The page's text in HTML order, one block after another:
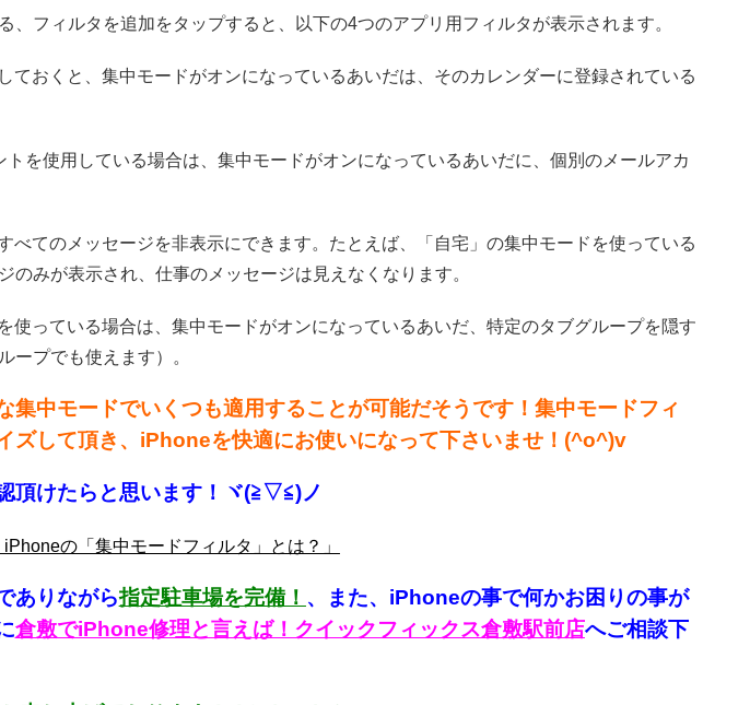
、フィルタを追加をタップすると、以下の4つのアプリ用フィルタが表示されます。
ておくと、集中モードがオンになっているあいだは、そのカレンダーに登録されている
を使用している場合は、集中モードがオンになっているあいだに、個別のメールアカ
べてのメッセージを非表示にできます。たとえば、「自宅」の集中モードを使っている
のみが表示され、仕事のメッセージは見えなくなります。
使っている場合は、集中モードがオンになっているあいだ、特定のタブグループを隠す
ープでも使えます）。
集中モードでいくつも適用することが可能だそうです！集中モードフィ
ズして頂き、iPhoneを快適にお使いになって下さいませ！(^o^)v
頂けたらと思います！ヾ(≧▽≦)ノ
の「集中モードフィルタ」とは？」
ありながら指定駐車場を完備！ 、
また、iPhoneの事で何かお困りの事が
倉敷でiPhone修理と言えば！クイックフィックス倉敷駅前店へご相談下